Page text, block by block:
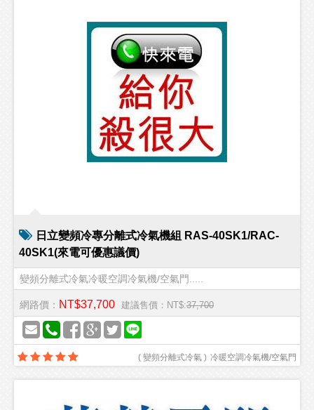
日立變頻冷專分離式冷氣機組 RAS-40SK1/RAC-
40SK1(來電可優惠議價)
變頻分離式冷氣冷暖空調冷氣機/空氣門.....
網路價： NT$37,700 建議售價：NT$:37,700
冷暖空調冷氣機/空氣門
( 變頻分離式冷氣 )